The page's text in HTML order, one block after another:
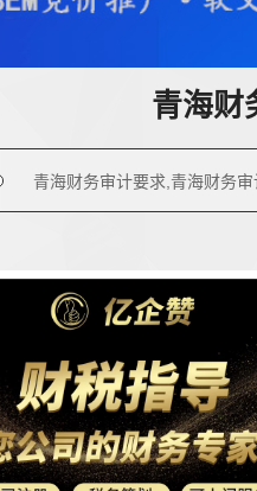
青海财
青海财务审计要求,青海财务